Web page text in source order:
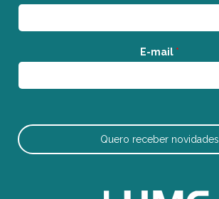
E-mail *
Quero receber novidades